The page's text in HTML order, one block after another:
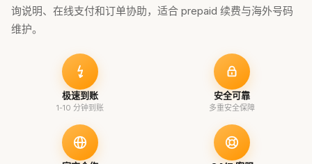
询说明、在线支付和订单协助，适合 prepaid 续费与海外号码
维护。
极速到账
1-10 分钟到账
安全可靠
多重安全保障